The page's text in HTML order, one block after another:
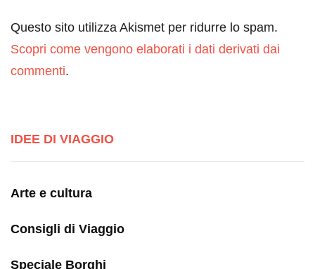
Questo sito utilizza Akismet per ridurre lo spam.
Scopri come vengono elaborati i dati derivati dai
commenti.
IDEE DI VIAGGIO
Arte e cultura
Consigli di Viaggio
Speciale Borghi